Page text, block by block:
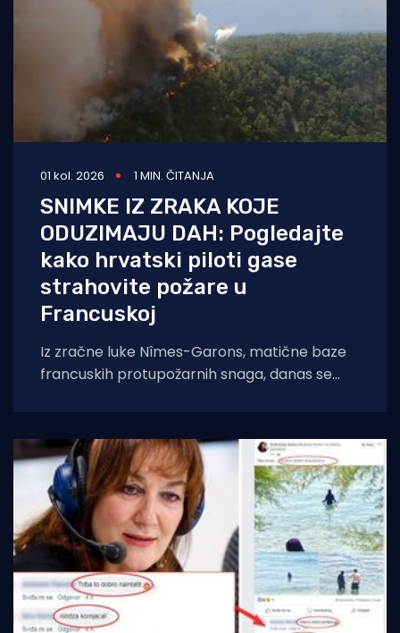
01 kol. 2026 1 MIN. ČITANJA
SNIMKE IZ ZRAKA KOJE
ODUZIMAJU DAH: Pogledajte
kako hrvatski piloti gase
strahovite požare u
Francuskoj
Iz zračne luke Nîmes-Garons, matične baze
francuskih protupožarnih snaga, danas se